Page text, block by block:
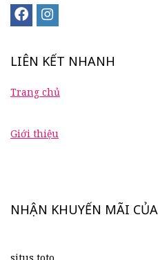
LIÊN KẾT NHANH
Trang chủ
Giới thiệu
NHẬN KHUYẾN MÃI